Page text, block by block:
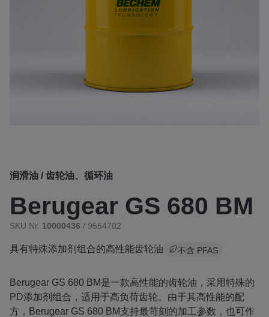
润滑油 / 齿轮油、循环油
Berugear GS 680 BM
SKU Nr. 10000436 / 9554702
具有特殊添加剂组合的高性能齿轮油 不含 PFAS
Berugear GS 680 BM是一款高性能的齿轮油，采用特殊的
PD添加剂组合，适用于高负荷齿轮。由于其高性能的配
方，Berugear GS 680 BM支持最苛刻的加工参数，也可作